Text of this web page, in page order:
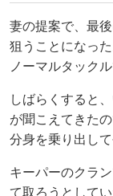
妻の提案で、最
狙うことになっ
ノーマルタック
しばらくすると
が聞こえてきた
分身を乗り出し
キーパーのクラ
て取ろうとして